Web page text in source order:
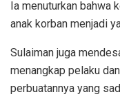
Ia menuturkan bahwa
anak korban menjadi
Sulaiman juga
menangkap pelaku
perbuatannya yang